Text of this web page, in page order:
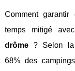
Comment
temps mitigé
drôme ? Selon la
68% des